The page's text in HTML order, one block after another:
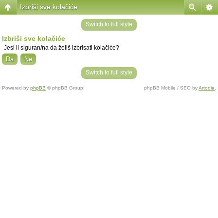
Izbriši sve kolačiće
Switch to full style
Izbriši sve kolačiće
Jesi li siguran/na da želiš izbrisati kolačiće?
Switch to full style
Powered by phpBB © phpBB Group. phpBB Mobile / SEO byArtodia